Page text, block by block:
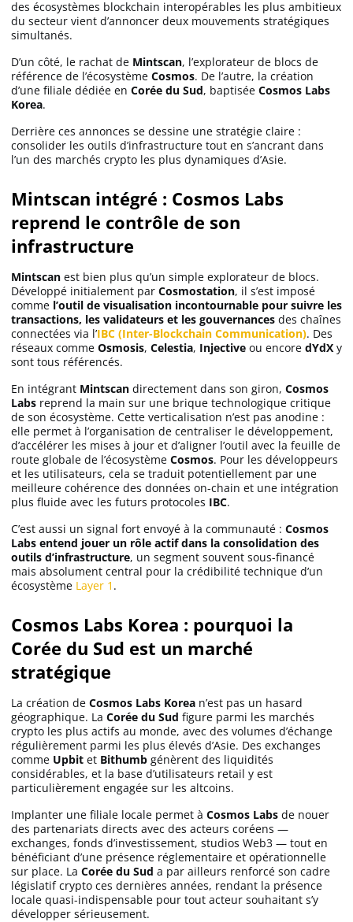
Ripple (XRP)
Dogecoin (DOGE)
Trading
C’est quoi ?
Meilleur Broker
Apprendre
Indicateurs techniques
Investir
Meilleures plateformes
Meilleurs wallets
des écosystèmes blockchain interopérables les plus ambitieux
du secteur vient d’annoncer deux mouvements stratégiques
simultanés.
D’un côté, le rachat de Mintscan, l’explorateur de blocs de
référence de l’écosystème Cosmos. De l’autre, la création
d’une filiale dédiée en Corée du Sud, baptisée Cosmos Labs
Korea.
Derrière ces annonces se dessine une stratégie claire :
consolider les outils d’infrastructure tout en s’ancrant dans
l’un des marchés crypto les plus dynamiques d’Asie.
Mintscan intégré : Cosmos Labs
reprend le contrôle de son
infrastructure
Mintscan est bien plus qu’un simple explorateur de blocs.
Développé initialement par Cosmostation, il s’est imposé
comme l’outil de visualisation incontournable pour suivre les
transactions, les validateurs et les gouvernances des chaînes
connectées via l’IBC (Inter-Blockchain Communication). Des
réseaux comme Osmosis, Celestia, Injective ou encore dYdX y
sont tous référencés.
En intégrant Mintscan directement dans son giron, Cosmos
Labs reprend la main sur une brique technologique critique
de son écosystème. Cette verticalisation n’est pas anodine :
elle permet à l’organisation de centraliser le développement,
d’accélérer les mises à jour et d’aligner l’outil avec la feuille de
route globale de l’écosystème Cosmos. Pour les développeurs
et les utilisateurs, cela se traduit potentiellement par une
meilleure cohérence des données on-chain et une intégration
plus fluide avec les futurs protocoles IBC.
C’est aussi un signal fort envoyé à la communauté : Cosmos
Labs entend jouer un rôle actif dans la consolidation des
outils d’infrastructure, un segment souvent sous-financé
mais absolument central pour la crédibilité technique d’un
écosystème Layer 1 .
Cosmos Labs Korea : pourquoi la
Corée du Sud est un marché
stratégique
La création de Cosmos Labs Korea n’est pas un hasard
géographique. La Corée du Sud figure parmi les marchés
crypto les plus actifs au monde, avec des volumes d’échange
régulièrement parmi les plus élevés d’Asie. Des exchanges
comme Upbit et Bithumb génèrent des liquidités
considérables, et la base d’utilisateurs retail y est
particulièrement engagée sur les altcoins.
Implanter une filiale locale permet à Cosmos Labs de nouer
des partenariats directs avec des acteurs coréens —
exchanges, fonds d’investissement, studios Web3 — tout en
bénéficiant d’une présence réglementaire et opérationnelle
sur place. La Corée du Sud a par ailleurs renforcé son cadre
législatif crypto ces dernières années, rendant la présence
locale quasi-indispensable pour tout acteur souhaitant s’y
développer sérieusement.